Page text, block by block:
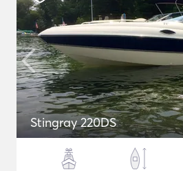
Stingray 220DS